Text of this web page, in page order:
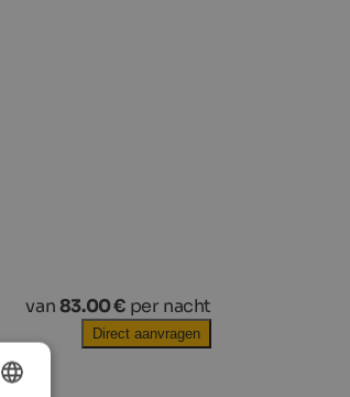
van83.00 € per nacht
Direct aanvragen